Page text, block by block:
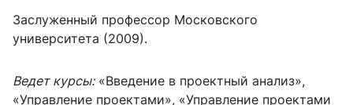
Заслуженный профессор Московского
университета (2009).
Ведет курсы:«Введение в проектный анализ»,
«Управление проектами», «Управление проектами